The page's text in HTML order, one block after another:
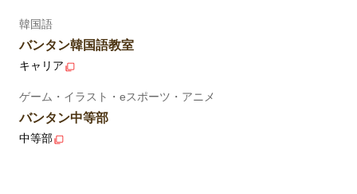
韓国語
バンタン韓国語教室
キャリア
ゲーム・イラスト・eスポーツ・アニメ
バンタン中等部
中等部